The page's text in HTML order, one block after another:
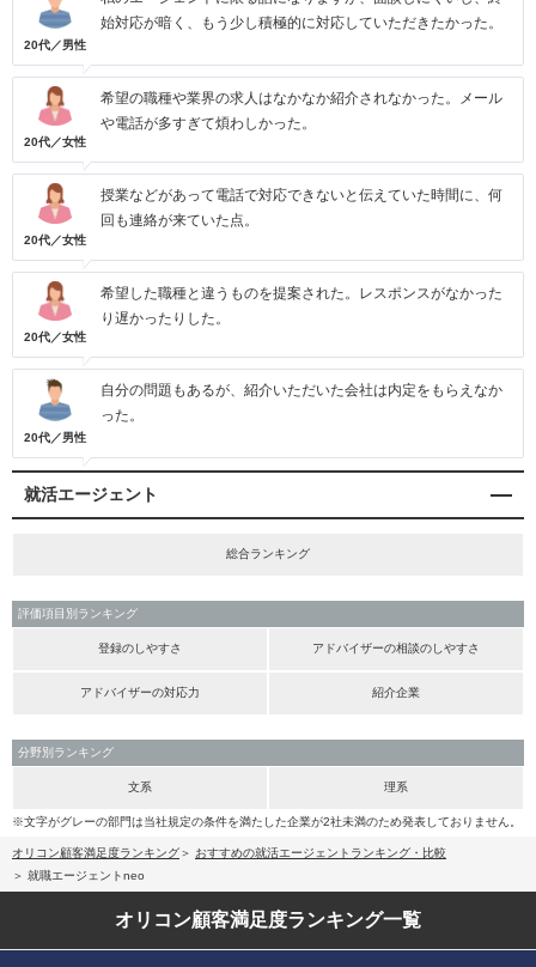
20代／男性
始対応が暗く、もう少し積極的に対応していただきたかった。
20代／女性
希望の職種や業界の求人はなかなか紹介されなかった。メール
や電話が多すぎて煩わしかった。
20代／女性
授業などがあって電話で対応できないと伝えていた時間に、何
回も連絡が来ていた点。
20代／女性
希望した職種と違うものを提案された。レスポンスがなかった
り遅かったりした。
20代／男性
自分の問題もあるが、紹介いただいた会社は内定をもらえなか
った。
就活エージェント
総合ランキング
評価項目別ランキング
登録のしやすさ アドバイザーの相談のしやすさ
アドバイザーの対応力 紹介企業
分野別ランキング
文系 理系
※文字がグレーの部門は当社規定の条件を満たした企業が2社未満のため発表しておりません。
オリコン顧客満足度ランキング
おすすめの就活エージェントランキング・比較
就職エージェントneo
オリコン顧客満足度ランキング一覧